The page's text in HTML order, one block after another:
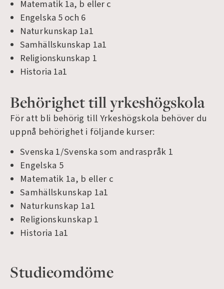
Matematik 1a, b eller c
Engelska 5 och 6
Naturkunskap 1a1
Samhällskunskap 1a1
Religionskunskap 1
Historia 1a1
Behörighet till yrkeshögskola
För att bli behörig till Yrkeshögskola behöver du
uppnå behörighet i följande kurser:
Svenska 1/Svenska som andraspråk 1
Engelska 5
Matematik 1a, b eller c
Samhällskunskap 1a1
Naturkunskap 1a1
Religionskunskap 1
Historia 1a1
Studieomdöme